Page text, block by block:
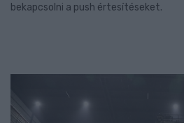
bekapcsolni a push értesítéseket.